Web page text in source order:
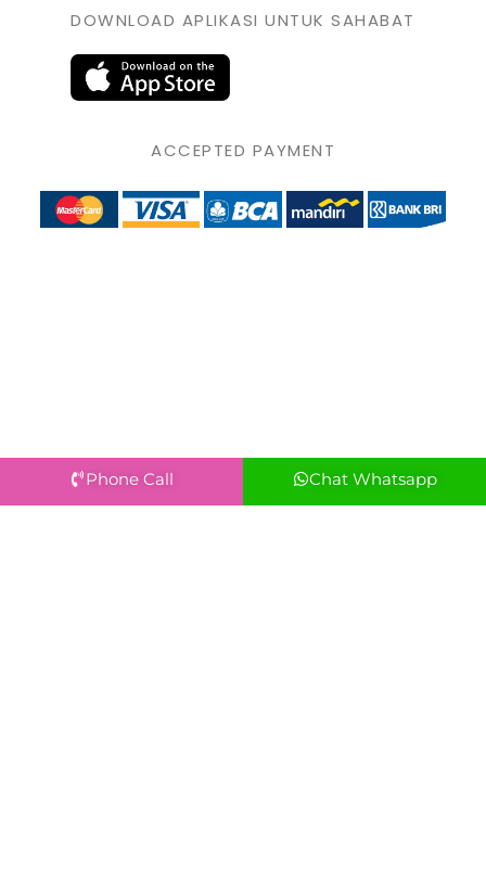
DOWNLOAD APLIKASI UNTUK SAHABAT
ACCEPTED PAYMENT
Phone Call Chat Whatsapp